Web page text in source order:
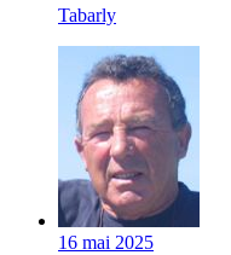
Tabarly
16 mai 2025